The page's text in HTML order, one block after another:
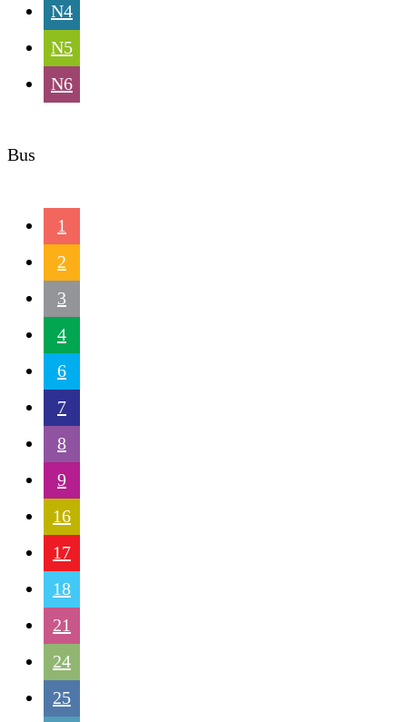
N4
N5
N6
Bus
1
2
3
4
6
7
8
9
16
17
18
21
24
25